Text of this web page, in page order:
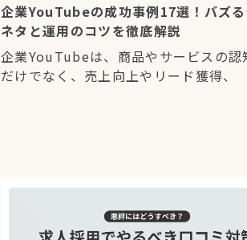
企業YouTubeの成功事例17選！バズる
ネタと運用のコツを徹底解説
企業YouTubeは、商品やサービスの認
だけでなく、売上向上やリード獲得、